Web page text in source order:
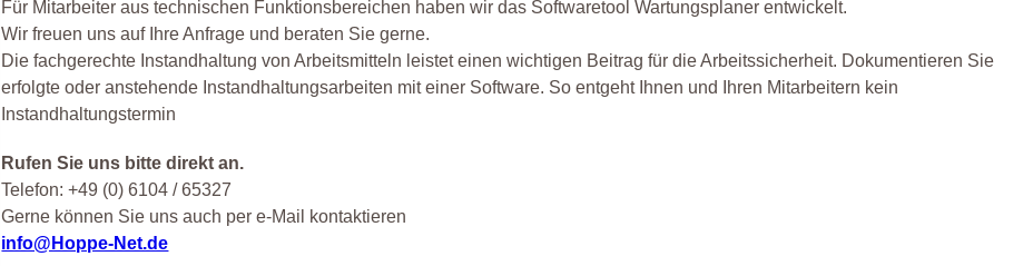
Für Mitarbeiter aus technischen Funktionsbereichen haben wir das Softwaretool Wartungsplaner entwickelt.
Wir freuen uns auf Ihre Anfrage und beraten Sie gerne.
Die fachgerechte Instandhaltung von Arbeitsmitteln leistet einen wichtigen Beitrag für die Arbeitssicherheit. Dokumentieren Sie
erfolgte oder anstehende Instandhaltungsarbeiten mit einer Software. So entgeht Ihnen und Ihren Mitarbeitern kein
Instandhaltungstermin
Rufen Sie uns bitte direkt an.
Telefon: +49 (0) 6104 / 65327
Gerne können Sie uns auch per e-Mail kontaktieren
info@Hoppe-Net.de